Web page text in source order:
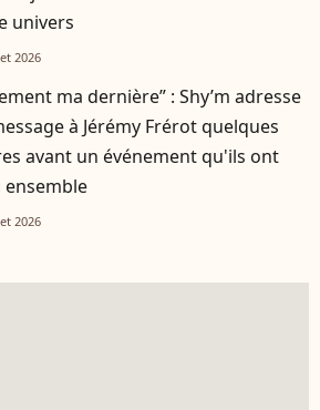
univers
2026
ma dernière” : Shy’m adresse
à Jérémy Frérot quelques
avant un événement qu'ils ont
ensemble
2026